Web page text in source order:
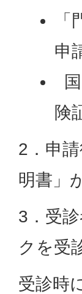
申
険
2．申
明書」
3．受
クを受
受診時